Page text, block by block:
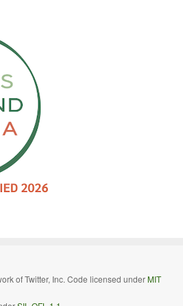
of Twitter, Inc. Code licensed underMIT